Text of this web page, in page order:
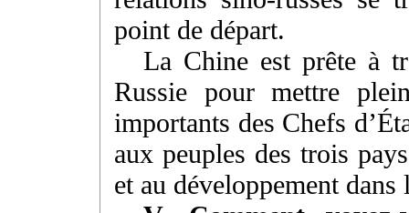
point de départ.
La Chine est prête à
Russie pour mettre
importants des Chefs
aux peuples des trois
et au développement dans